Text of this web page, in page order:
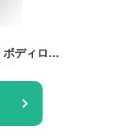
French classic ギフトセット 『 ハンドクリーム & ボディローション』 コフレ フラワーブーケ&GIFT BOX&カード付き Senteur et Beaute サンタール・エ・ボーテ フランス製 誕生日 プレゼント 御祝 内祝 女性 ギフト 最強配送